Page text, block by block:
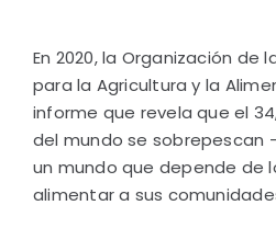
En 2020, la Organización de
para la Agricultura y la
informe que revela que el
del mundo se sobrepescan
un mundo que depende de
alimentar a sus